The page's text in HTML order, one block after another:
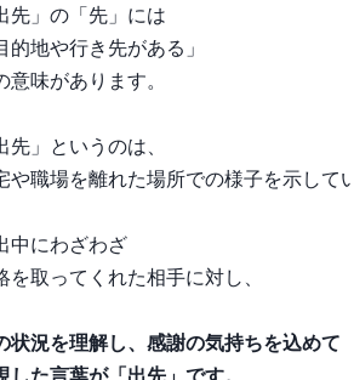
先」の「先」には
的地や行き先がある」
意味があります。
先」というのは、
や職場を離れた場所での様子を示して
中にわざわざ
を取ってくれた相手に対し、
状況を理解し、感謝の気持ちを込めて
した言葉が「出先」です。